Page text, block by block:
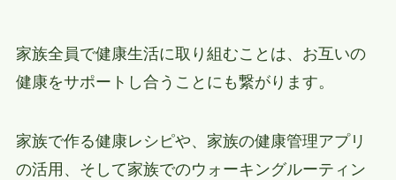
家族全員で健康生活に取り組むことは、お互いの
健康をサポートし合うことにも繋がります。
家族で作る健康レシピや、家族の健康管理アプリ
の活用、そして家族でのウォーキングルーティン